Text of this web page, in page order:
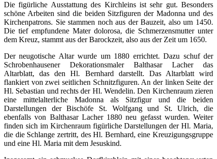
Die figürliche Ausstattung des Kirchleins ist sehr gut. Besonders
schöne Arbeiten sind die beiden Sitzfiguren der Madonna und des
Kirchenpatrons. Sie stammen noch aus der Bauzeit, also um 1450.
Die tief empfundene Mater dolorosa, die Schmerzensmutter unter
dem Kreuz, stammt aus der Barockzeit, also aus der Zeit um 1650.
Der neugotische Altar wurde um 1880 errichtet. Dazu schuf der
Schrobenhausener Dekorationsmaler Balthasar Lacher das
Altarblatt, das den Hl. Bernhard darstellt. Das Altarblatt wird
flankiert von zwei seitlichen Schnitzfiguren. An der linken Seite der
Hl. Sebastian und rechts der Hl. Wendelin. Den Kirchenraum zieren
eine mittelalterliche Madonna als Sitzfigur und die beiden
Darstellungen der Bischöfe St. Wolfgang und St. Ulrich, die
ebenfalls von Balthasar Lacher 1880 neu gefasst wurden. Weiter
finden sich im Kirchenraum figürliche Darstellungen der Hl. Maria,
die die Schlange zertritt, des Hl. Bernhard, eine Kreuzigungsgruppe
und eine Hl. Maria mit dem Jesuskind.